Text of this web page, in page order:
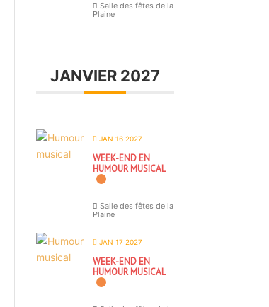
Salle des fêtes de la
Plaine
JANVIER 2027
JAN 16 2027
WEEK-END EN
HUMOUR MUSICAL
Salle des fêtes de la
Plaine
JAN 17 2027
WEEK-END EN
HUMOUR MUSICAL